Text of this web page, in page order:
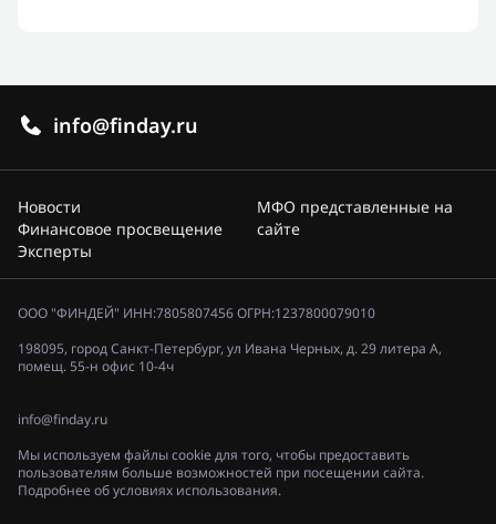
info@finday.ru
Новости
Финансовое просвещение
Эксперты
МФО представленные на
сайте
ООО "ФИНДЕЙ" ИНН:7805807456 ОГРН:1237800079010
198095, город Санкт-Петербург, ул Ивана Черных, д. 29 литера А,
помещ. 55-н офис 10-4ч
info@finday.ru
Мы используем файлы cookie для того, чтобы предоставить
пользователям больше возможностей при посещении сайта.
Подробнее об условиях использования.